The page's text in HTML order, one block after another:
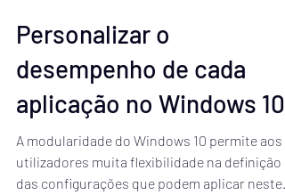
BSP Consulting
23 de set. de 2019
2 min de leitura
Personalizar o
desempenho de cada
aplicação no Windows 10
A modularidade do Windows 10 permite aos